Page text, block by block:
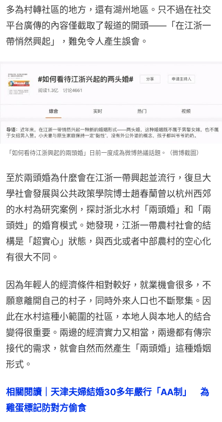
多為村轉社區的地方，還有湖州地區。只不過在社交
平台廣傳的內容僅截取了報道的開頭——「在江浙一
帶悄然興起」，難免令人產生誤會。
「如何看待江浙興起的兩頭婚」日前一度成為微博熱議話題。（微博截圖）
至於兩頭婚為什麼會在江浙一帶興起並流行，復旦大
學社會發展與公共政策學院博士趙春蘭曾以杭州西郊
的水村為研究案例，探討浙北水村「兩頭婚」和「兩
頭姓」的婚育模式。她發現，江浙一帶農村社會的結
構是「超實心」狀態，與西北或者中部農村的空心化
有很大不同。
因為年輕人的經濟條件相對較好，就業機會很多，不
願意離開自己的村子，同時外來人口也不斷聚集。因
此在水村這種小範圍的社區，本地人與本地人的結合
變得很重要。兩邊的經濟實力又相當，兩邊都有傳宗
接代的需求，就會自然而然產生「兩頭婚」這種婚姻
形式。
相關閱讀｜天津夫婦結婚30多年嚴行「AA制」　為
雞蛋標記防對方偷食